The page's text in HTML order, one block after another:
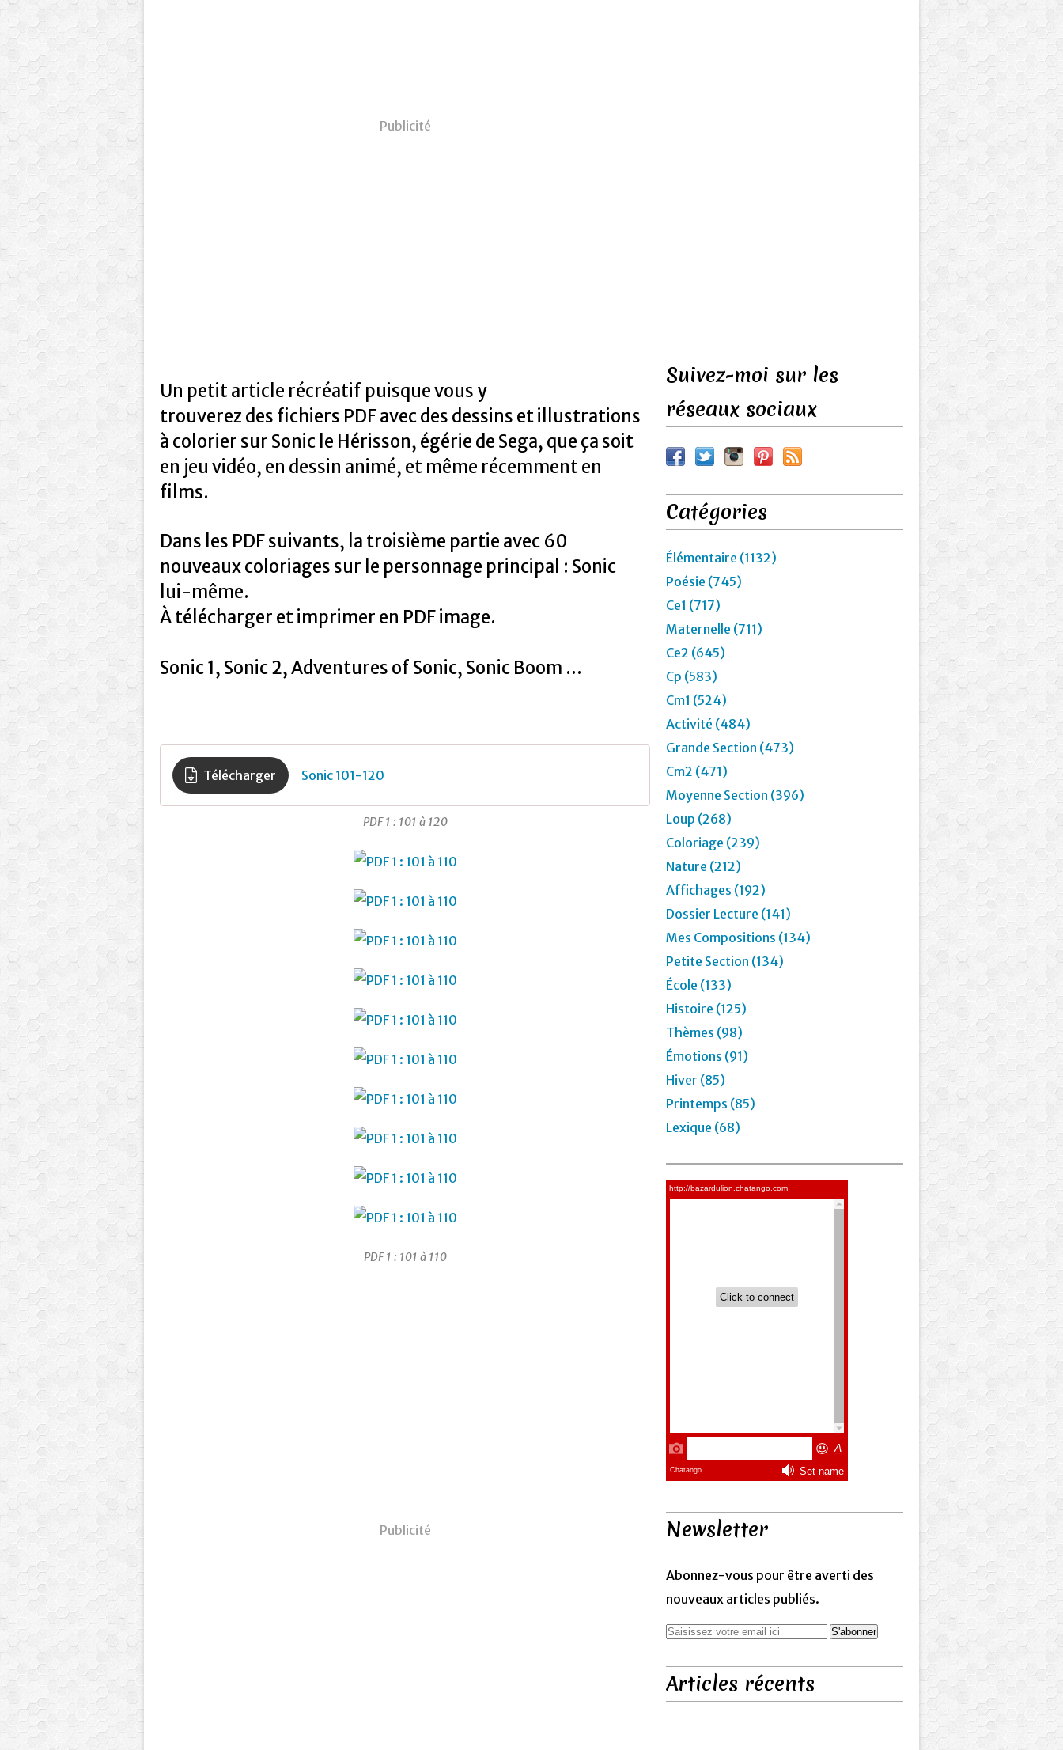
Publicité
Un petit article récréatif puisque vous y
trouverez des fichiers PDF avec des dessins et illustrations
à colorier sur Sonic le Hérisson, égérie de Sega, que ça soit
en jeu vidéo, en dessin animé, et même récemment en
films.
Dans les PDF suivants, la troisième partie avec 60
nouveaux coloriages sur le personnage principal : Sonic
lui-même.
À télécharger et imprimer en PDF image.
Sonic 1, Sonic 2, Adventures of Sonic, Sonic Boom ...
Télécharger Sonic 101-120
PDF 1 : 101 à 120
PDF 1 : 101 à 110
Publicité
Suivez-moi sur les
réseaux sociaux
Catégories
Élémentaire (1132)
Poésie (745)
Ce1 (717)
Maternelle (711)
Ce2 (645)
Cp (583)
Cm1 (524)
Activité (484)
Grande Section (473)
Cm2 (471)
Moyenne Section (396)
Loup (268)
Coloriage (239)
Nature (212)
Affichages (192)
Dossier Lecture (141)
Mes Compositions (134)
Petite Section (134)
École (133)
Histoire (125)
Thèmes (98)
Émotions (91)
Hiver (85)
Printemps (85)
Lexique (68)
Newsletter
Abonnez-vous pour être averti des
nouveaux articles publiés.
Articles récents